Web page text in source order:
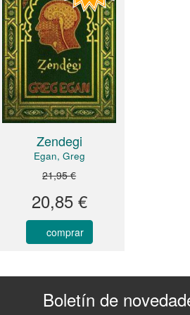
Zendegi
Egan, Greg
21,95 €
20,85 €
comprar
Boletín de